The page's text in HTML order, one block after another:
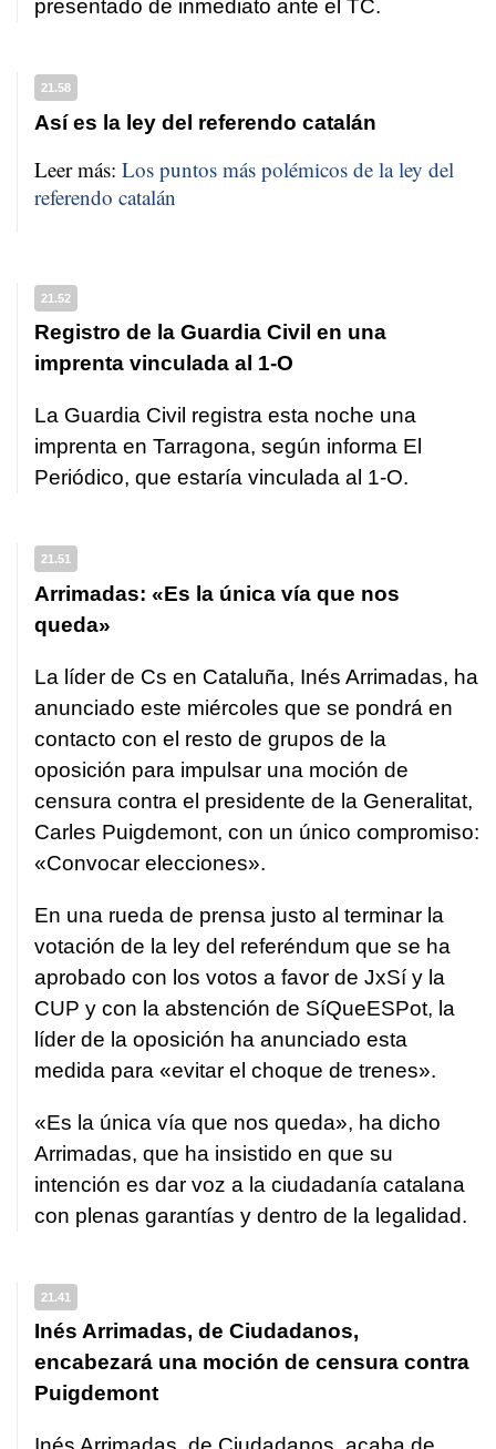
presentado de inmediato ante el TC.
21.58
Así es la ley del referendo catalán
Leer más: Los puntos más polémicos de la ley del
referendo catalán
21.52
Registro de la Guardia Civil en una
imprenta vinculada al 1-O
La Guardia Civil registra esta noche una
imprenta en Tarragona, según informa El
Periódico, que estaría vinculada al 1-O.
21.51
Arrimadas: «Es la única vía que nos
queda»
La líder de Cs en Cataluña, Inés Arrimadas, ha
anunciado este miércoles que se pondrá en
contacto con el resto de grupos de la
oposición para impulsar una moción de
censura contra el presidente de la Generalitat,
Carles Puigdemont, con un único compromiso:
«Convocar elecciones».
En una rueda de prensa justo al terminar la
votación de la ley del referéndum que se ha
aprobado con los votos a favor de JxSí y la
CUP y con la abstención de SíQueESPot, la
líder de la oposición ha anunciado esta
medida para «evitar el choque de trenes».
«Es la única vía que nos queda», ha dicho
Arrimadas, que ha insistido en que su
intención es dar voz a la ciudadanía catalana
con plenas garantías y dentro de la legalidad.
21.41
Inés Arrimadas, de Ciudadanos,
encabezará una moción de censura contra
Puigdemont